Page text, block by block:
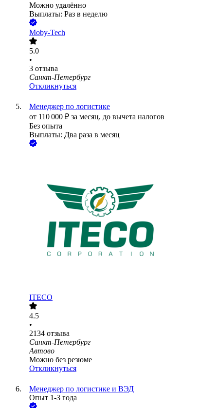
Можно удалённо
Выплаты: Раз в неделю
Moby-Tech
5.0
•
3 отзыва
Санкт-Петербург
Откликнуться
Менеджер по логистике
от 110 000 ₽ за месяц, до вычета налогов
Без опыта
Выплаты: Два раза в месяц
ITECO
4.5
•
2134 отзыва
Санкт-Петербург
Автово
Можно без резюме
Откликнуться
Менеджер по логистике и ВЭД
Опыт 1-3 года